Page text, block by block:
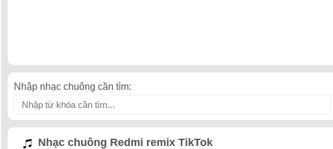
Nhập nhạc chuông cần tìm:
Nhạc chuông Redmi remix TikTok